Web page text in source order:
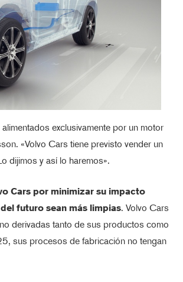
exclusivamente por un motor
«Volvo Cars tiene previsto vender un
dijimos y así lo haremos».
Cars por minimizar su impacto
futuro sean más limpias. Volvo Cars
derivadas tanto de sus productos como
sus procesos de fabricación no tengan